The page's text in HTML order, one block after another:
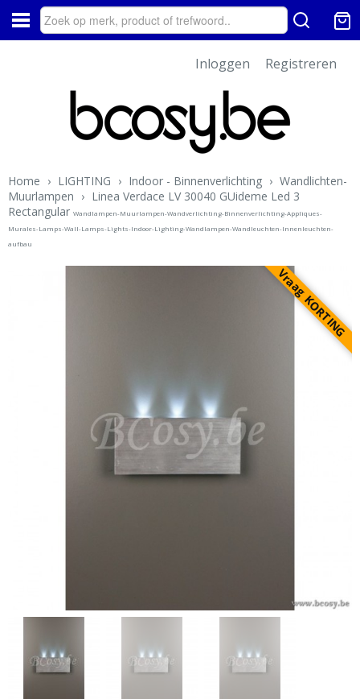
Inloggen Registreren
Home › LIGHTING › Indoor - Binnenverlichting › Wandlichten-
Muurlampen › Linea Verdace LV 30040 GUideme Led 3
Rectangular Wandlampen-Muurlampen-Wandverlichting-Binnenverlichting-Appliques-
Murales-Lamps-Wall-Lamps-Lights-Indoor-Lighting-Wandlampen-Wandleuchten-Innenleuchten-
aufbau
Vraag KORTING